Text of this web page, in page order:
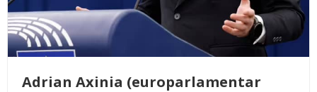
Adrian Axinia (europarlamentar